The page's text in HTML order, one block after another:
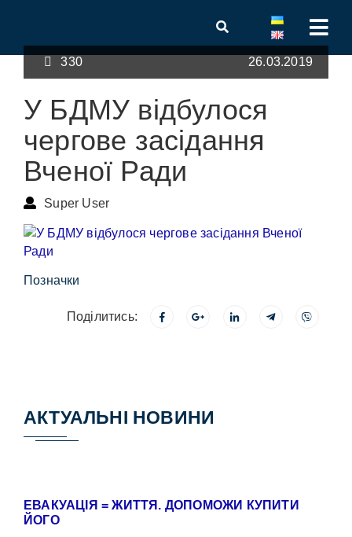
330 26.03.2019
У БДМУ відбулося
чергове засідання
Вченої Ради
Super User
Позначки
Поділитись:
АКТУАЛЬНІ НОВИНИ
ЕВАКУАЦІЯ = ЖИТТЯ. ДОПОМОЖИ КУПИТИ
ЙОГО